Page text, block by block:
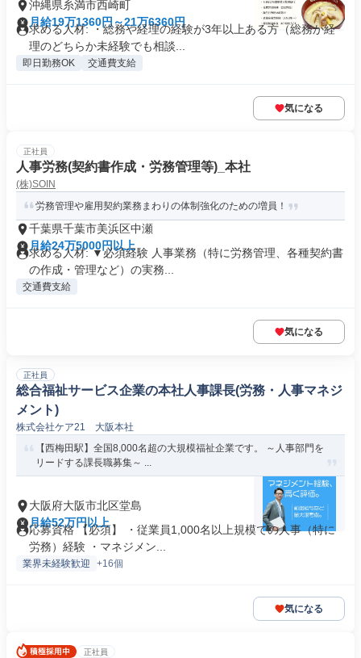
沖縄県糸満市西崎町
月給19万1360円～21万6360円
求める人材: ・総務や経理の経験が3年以上ある方（総務か経
理のどちらか未経験でも相談...
即日勤務OK 交通費支給
気になる
正社員
人事労務(契約書作成・労務管理等)_本社
(株)SOIN
労務管理や雇用契約業務まわりの体制強化のための増員！
千葉県千葉市美浜区中瀬
月給24万5000円以上
求める人材: ▼必須経験 人事業務（特に労務管理、各種契約書
の作成・管理など）の実務...
交通費支給
気になる
正社員
総合福祉サービス企業の本社人事課長(労務・人事マネジ
メント)
株式会社ケア21 大阪本社
【西梅田駅】全国8,000名超の大規模福祉企業です。 ～人事部門を
リードする課長職募集～ ...
大阪府大阪市北区堂島
月給52万円以上
応募資格 【必須】 ・従業員1,000名以上規模での人事（特に
労務）経験 ・マネジメン...
業界未経験歓迎 +16個
気になる
正社員